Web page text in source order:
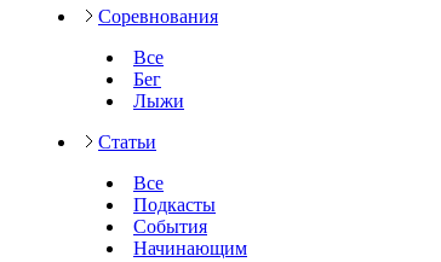
Соревнования
Все
Бег
Лыжи
Статьи
Все
Подкасты
События
Начинающим